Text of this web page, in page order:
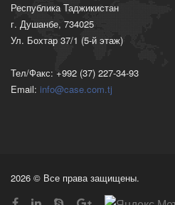
Республика Таджикистан
г. Душанбе, 734025
Ул. Бохтар 37/1 (5-й этаж)
Тел/Факс: +992 (37) 227-34-93
Email: info@case.com.tj
2026 © Все права защищены.